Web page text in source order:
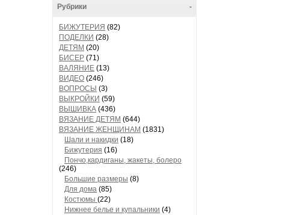
-
Рубрики
БИЖУТЕРИЯ (82)
ПОДЕЛКИ (28)
ДЕТЯМ (20)
БИСЕР (71)
ВАЛЯНИЕ (13)
ВИДЕО (246)
ВОПРОСЫ (3)
ВЫКРОЙКИ (59)
ВЫШИВКА (436)
ВЯЗАНИЕ ДЕТЯМ (644)
ВЯЗАНИЕ ЖЕНЩИНАМ (1831)
Шали и накидки (18)
Бижутерия (16)
Пончо,кардиганы, жакеты, болеро
(246)
Большие размеры (8)
Для дома (85)
Костюмы (22)
Нижнее белье и купальники (4)